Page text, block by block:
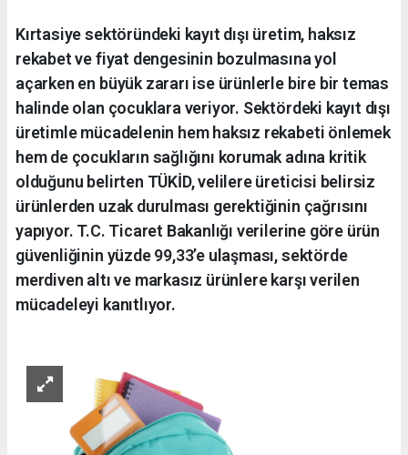
Kırtasiye sektöründeki kayıt dışı üretim, haksız
rekabet ve fiyat dengesinin bozulmasına yol
açarken en büyük zararı ise ürünlerle bire bir temas
halinde olan çocuklara veriyor. Sektördeki kayıt dışı
üretimle mücadelenin hem haksız rekabeti önlemek
hem de çocukların sağlığını korumak adına kritik
olduğunu belirten TÜKİD, velilere üreticisi belirsiz
ürünlerden uzak durulması gerektiğinin çağrısını
yapıyor. T.C. Ticaret Bakanlığı verilerine göre ürün
güvenliğinin yüzde 99,33’e ulaşması, sektörde
merdiven altı ve markasız ürünlere karşı verilen
mücadeleyi kanıtlıyor.